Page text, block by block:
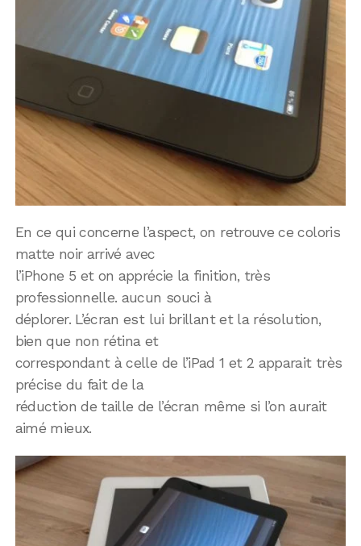
En ce qui concerne l’aspect, on retrouve ce coloris
matte noir arrivé avec
l’iPhone 5 et on apprécie la finition, très
professionnelle. aucun souci à
déplorer. L’écran est lui brillant et la résolution,
bien que non rétina et
correspondant à celle de l’iPad 1 et 2 apparait très
précise du fait de la
réduction de taille de l’écran même si l’on aurait
aimé mieux.